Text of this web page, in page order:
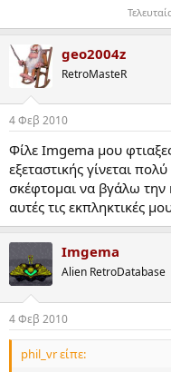
geo2004z
RetroMasteR
4 Φεβ 2010
Φίλε Imgema μου
εξεταστικής γίνεται
σκέφτομαι να βγάλω
αυτές τις εκπληκτικές
Imgema
Alien RetroDatabase
4 Φεβ 2010
phil_vr είπε: